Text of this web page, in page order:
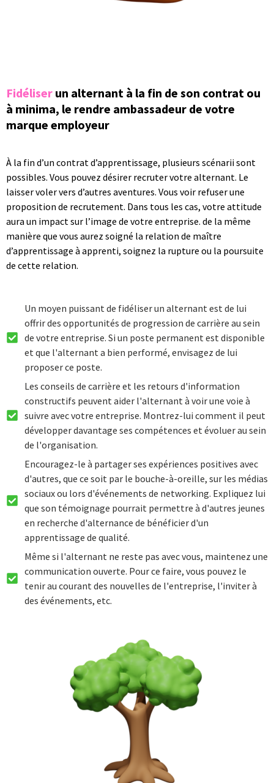
Fidéliser un alternant à la fin de son contrat ou
à minima, le rendre ambassadeur de votre
marque employeur
À la fin d’un contrat d’apprentissage, plusieurs scénarii sont
possibles. Vous pouvez désirer recruter votre alternant. Le
laisser voler vers d’autres aventures. Vous voir refuser une
proposition de recrutement. Dans tous les cas, votre attitude
aura un impact sur l’image de votre entreprise. de la même
manière que vous aurez soigné la relation de maître
d’apprentissage à apprenti, soignez la rupture ou la poursuite
de cette relation.
Un moyen puissant de fidéliser un alternant est de lui
offrir des opportunités de progression de carrière au sein
de votre entreprise. Si un poste permanent est disponible
et que l'alternant a bien performé, envisagez de lui
proposer ce poste.
Les conseils de carrière et les retours d'information
constructifs peuvent aider l'alternant à voir une voie à
suivre avec votre entreprise. Montrez-lui comment il peut
développer davantage ses compétences et évoluer au sein
de l'organisation.
Encouragez-le à partager ses expériences positives avec
d'autres, que ce soit par le bouche-à-oreille, sur les médias
sociaux ou lors d'événements de networking. Expliquez lui
que son témoignage pourrait permettre à d'autres jeunes
en recherche d'alternance de bénéficier d'un
apprentissage de qualité.
Même si l'alternant ne reste pas avec vous, maintenez une
communication ouverte. Pour ce faire, vous pouvez le
tenir au courant des nouvelles de l'entreprise, l'inviter à
des événements, etc.